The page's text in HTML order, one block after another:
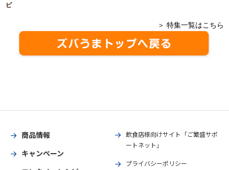
ピ
＞ 特集一覧はこちら
商品情報
キャンペーン
飲食店様向けサイト「ご繁盛サポ
ートネット」
プライバシーポリシー